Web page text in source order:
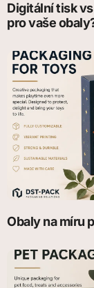
Digitální tisk
pro vaše
Obaly na míru